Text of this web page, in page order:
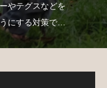
やテグスなどを
にする対策で